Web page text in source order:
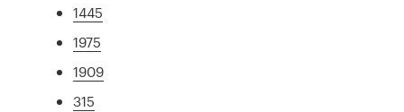
1445
1975
1909
315